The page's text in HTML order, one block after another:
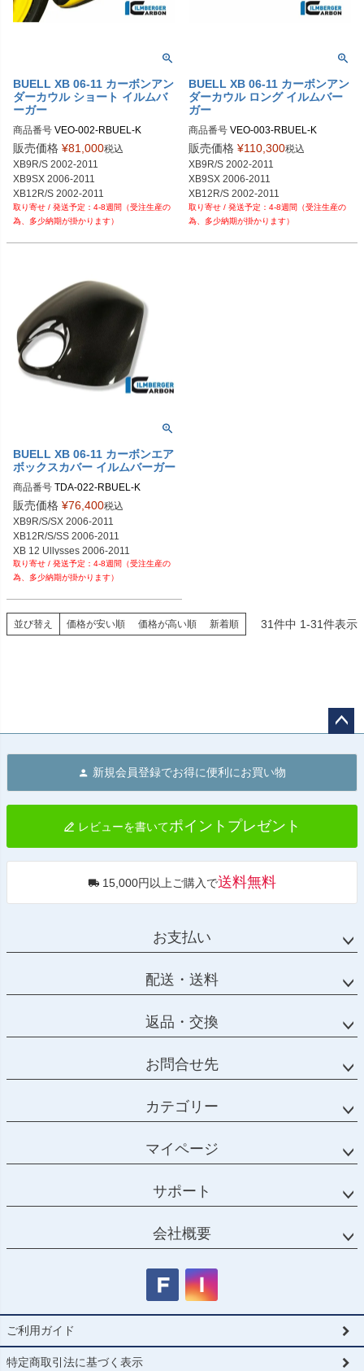
BUELL XB 06-11 カーボンアン
ダーカウル ショート イルムバ
ーガー
商品番号 VEO-002-RBUEL-K
VEO.002.RBUEL.K
販売価格 ¥81,000税込
XB9R/S 2002-2011
XB9SX 2006-2011
XB12R/S 2002-2011
XB12SS 2006-2011
XB 12 Ullysses 2006-2011
4-8週間（受注生産の
為、多少納期が掛かります）
BUELL XB 06-11 カーボンアン
ダーカウル ロング イルムバー
ガー
商品番号 VEO-003-RBUEL-K
販売価格 ¥110,300税込
XB9R/S 2002-2011
XB9SX 2006-2011
XB12R/S 2002-2011
XB12SS 2006-2011
XB 12 Ullysses 2006-2011
4-8週間（受注生産の
為、多少納期が掛かります）
BUELL XB 06-11 カーボンエア
ボックスカバー イルムバーガー
商品番号 TDA-022-RBUEL-K
販売価格 ¥76,400税込
XB9R/S/SX 2006-2011
XB12R/S/SS 2006-2011
XB 12 Ullysses 2006-2011
4-8週間（受注生産の
為、多少納期が掛かります）
並び替え 価格が安い順 価格が高い順 新着順 31件中 1-31件表示
へ
新規会員登録でお得に便利にお買い物
レビューを書いてポイントプレゼント
15,000円以上ご購入で送料無料
お支払い
配送・送料
返品・交換
お問合せ先
カテゴリー
マイページ
サポート
会社概要
ご利用ガイド
特定商取引法に基づく表示